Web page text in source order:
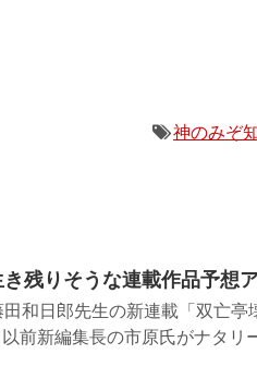
神のみぞ
残りそうな連載作品予想
和日郎先生の新連載「双亡亭
前新編集長の市原氏がナタリ